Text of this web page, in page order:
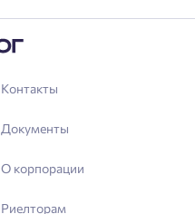
Контакты
Документы
О корпорации
Риелторам